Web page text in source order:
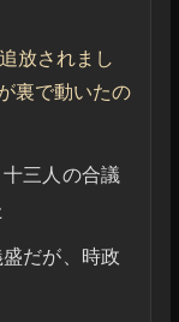
放されまし
裏で動いたの
三人の合議
だが、時政